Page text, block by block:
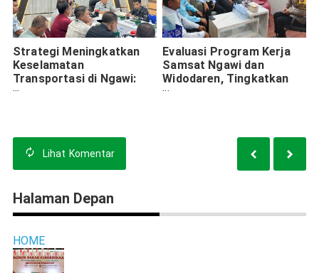
Strategi Meningkatkan
Keselamatan
Transportasi di Ngawi:
Kolaborasi FKLL dan Jasa
Evaluasi Program Kerja
Samsat Ngawi dan
Widodaren, Tingkatkan
Pendapatan Asli Daerah
Lihat Komentar
Halaman Depan
HOME